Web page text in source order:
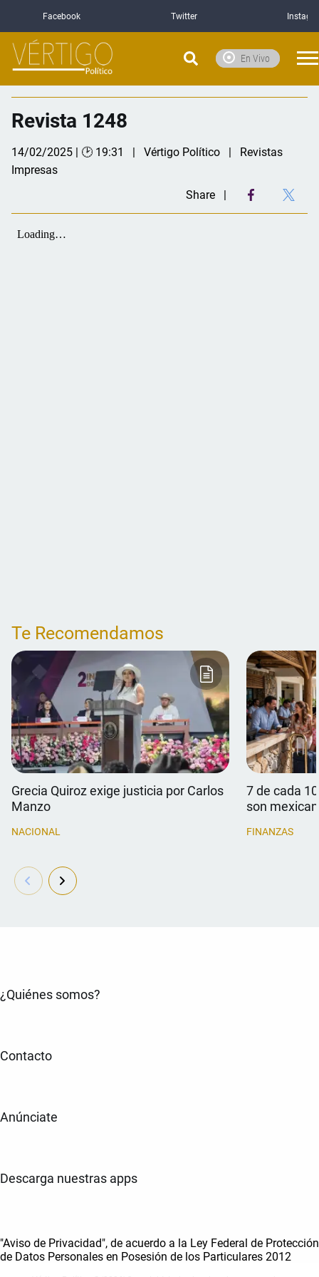
Facebook Twitter
En Vivo
Revista 1248
14/02/2025 | 🕑 19:31 Vértigo Político
Revistas
Impresas
Share
Te Recomendamos
Grecia Quiroz exige justicia por Carlos
Manzo
NACIONAL
7 de cada
son
FINANZAS
¿Quiénes somos?
Contacto
Anúnciate
Descarga nuestras apps
"Aviso de Privacidad", de acuerdo a la Ley Federal de Protección
de Datos Personales en Posesión de los Particulares 2012